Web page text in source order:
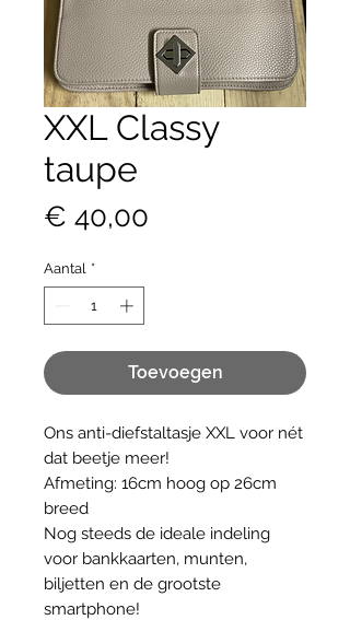
XXL Classy
taupe
€ 40,00
Aantal *
Toevoegen
Ons anti-diefstaltasje XXL voor nét
dat beetje meer!
Afmeting: 16cm hoog op 26cm
breed
Nog steeds de ideale indeling
voor bankkaarten, munten,
biljetten en de grootste
smartphone!